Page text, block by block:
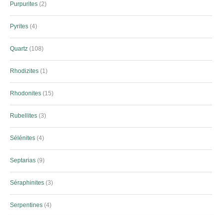
Purpurites 2
Pyrites 4
Quartz 108
Rhodizites 1
Rhodonites 15
Rubellites 3
Sélénites 4
Septarias 9
Séraphinites 3
Serpentines 4